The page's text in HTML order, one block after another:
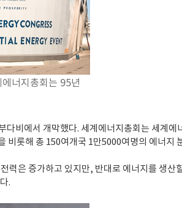
너지총회는 95년
비에서 개막했다. 세계에너지총회는 세계에
비롯해 총 150여개국 1만5000여명의 에너지
력은 증가하고 있지만, 반대로 에너지를 생
.